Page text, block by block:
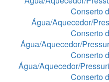
Conserto
Água/Aquecedor/
Conserto
Água/Aquecedor/
Conserto
Água/Aquecedor/
Conserto